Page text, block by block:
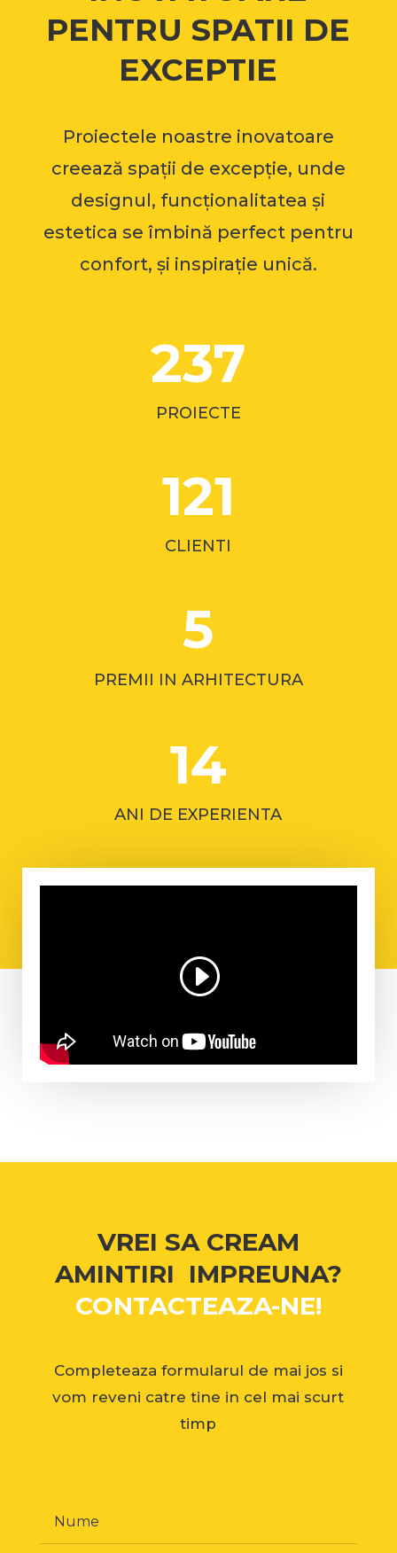
PENTRU SPATII DE
EXCEPTIE
Proiectele noastre inovatoare
creează spații de excepție, unde
designul, funcționalitatea și
estetica se îmbină perfect pentru
confort, și inspirație unică.
237
PROIECTE
121
CLIENTI
5
PREMII IN ARHITECTURA
14
ANI DE EXPERIENTA
VREI SA CREAM
AMINTIRI IMPREUNA?
CONTACTEAZA-NE!
Completeaza formularul de mai jos si
vom reveni catre tine in cel mai scurt
timp